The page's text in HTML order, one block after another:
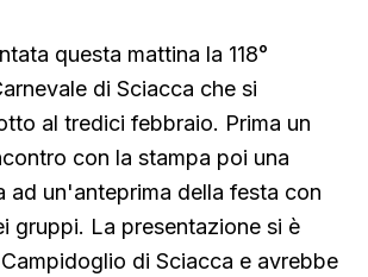
questa mattina la 118°
di Sciacca che si
al tredici febbraio. Prima un
con la stampa poi una
ad un'anteprima della festa con
gruppi. La presentazione si è
di Sciacca e avrebbe